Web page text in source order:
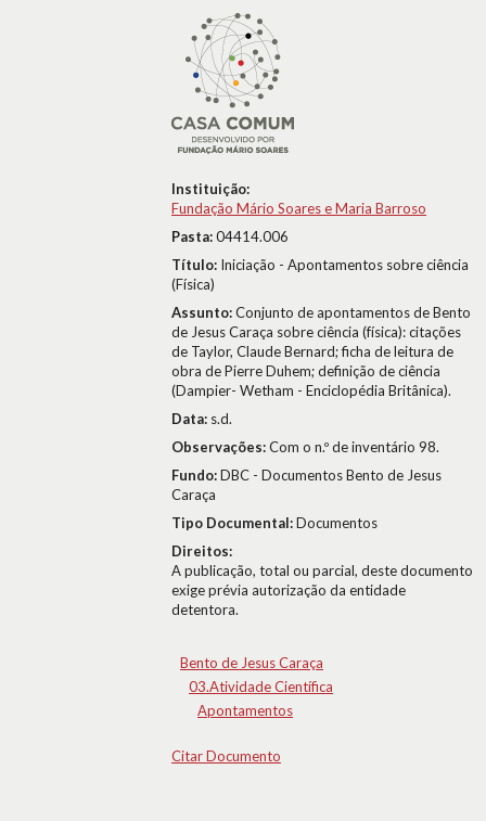
Instituição:
Fundação Mário Soares e Maria Barroso
Pasta:04414.006
Título: Iniciação - Apontamentos sobre ciência
(Física)
Assunto:Conjunto de apontamentos de Bento
de Jesus Caraça sobre ciência (física): citações
de Taylor, Claude Bernard; ficha de leitura de
obra de Pierre Duhem; definição de ciência
(Dampier- Wetham - Enciclopédia Britânica).
Data: s.d.
Observações:Com o n.º de inventário 98.
Fundo:DBC - Documentos Bento de Jesus
Caraça
Tipo Documental:Documentos
Direitos:
A publicação, total ou parcial, deste documento
exige prévia autorização da entidade
detentora.
Bento de Jesus Caraça
03.Atividade Científica
Apontamentos
Citar Documento